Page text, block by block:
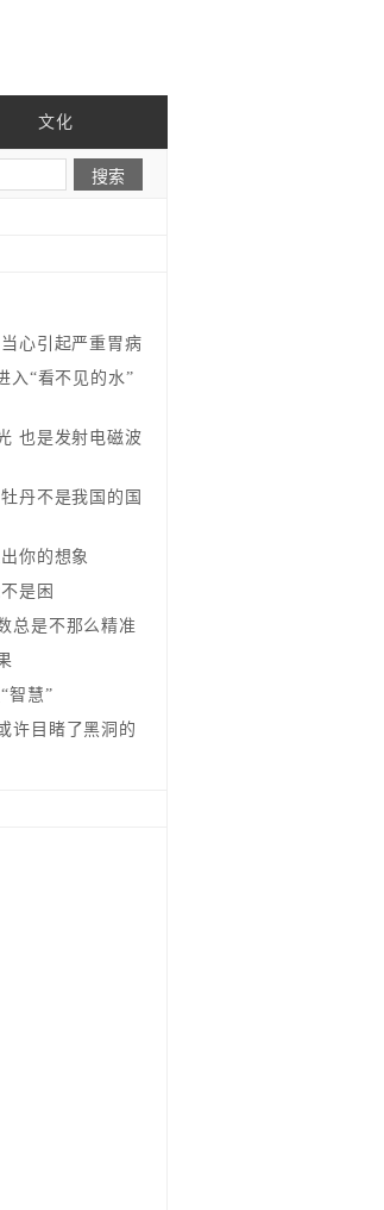
文化
心引起严重胃病
入“看不见的水”
也是发射电磁波
丹不是我国的国
你的想象
是困
总是不那么精准
智慧”
许目睹了黑洞的